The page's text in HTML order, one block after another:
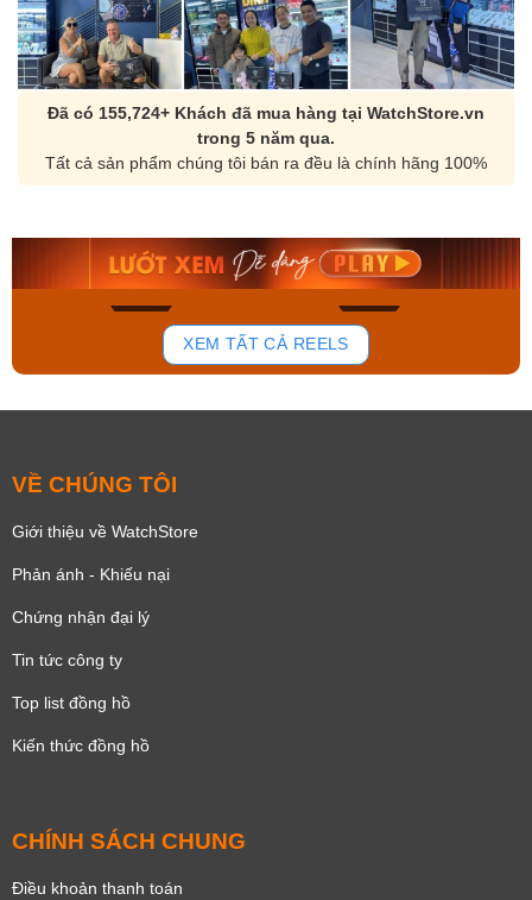
Đã có 155,724+ Khách đã mua hàng tại WatchStore.vn
trong 5 năm qua.
Tất cả sản phẩm chúng tôi bán ra đều là chính hãng 100%
168
Orient Nam RA-
Mua ngay
Casio Nam MTS-
Mua ngay
XEM TẤT CẢ REELS
VỀ CHÚNG TÔI
Giới thiệu về WatchStore
Phản ánh - Khiếu nại
Chứng nhận đại lý
Tin tức công ty
Top list đồng hồ
Kiến thức đồng hồ
CHÍNH SÁCH CHUNG
Điều khoản thanh toán